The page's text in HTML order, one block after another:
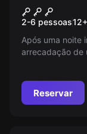
2-6 pessoas12+
Após uma noite
arrecadação de
começa, antes
invasão.
Reservar